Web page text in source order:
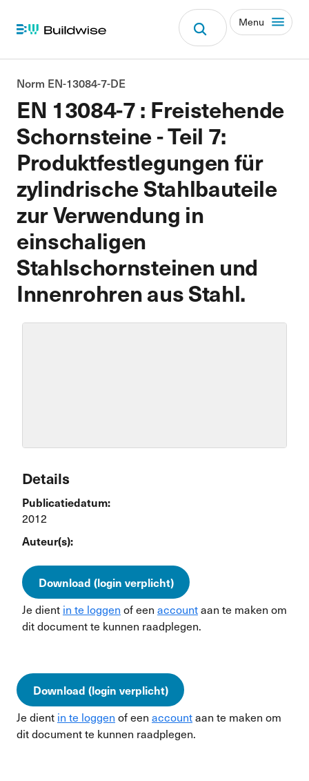
Menu
EN 13084-7 : Freistehende
Schornsteine - Teil 7:
Produktfestlegungen für
zylindrische Stahlbauteile
zur Verwendung in
einschaligen
Stahlschornsteinen und
Innenrohren aus Stahl.
Norm EN-13084-7-DE
Details
Publicatiedatum:
2012
Auteur(s):
Download (login verplicht)
Je dient in te loggen of een accountaan te maken om
dit document te kunnen raadplegen.
Download (login verplicht)
Je dient in te loggen of een accountaan te maken om
dit document te kunnen raadplegen.